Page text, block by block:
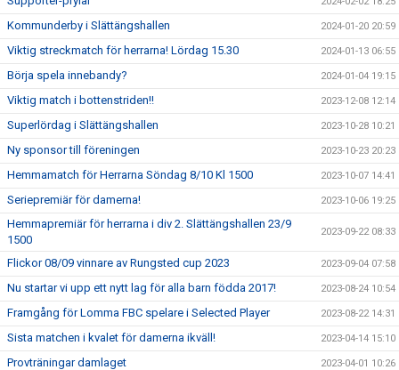
Kommunderby i Slättängshallen 2024-01-20 20:59
Viktig streckmatch för herrarna! Lördag 15.30 2024-01-13 06:55
Börja spela innebandy? 2024-01-04 19:15
Viktig match i bottenstriden!! 2023-12-08 12:14
Superlördag i Slättängshallen 2023-10-28 10:21
Ny sponsor till föreningen 2023-10-23 20:23
Hemmamatch för Herrarna Söndag 8/10 Kl 1500 2023-10-07 14:41
Seriepremiär för damerna! 2023-10-06 19:25
Hemmapremiär för herrarna i div 2. Slättängshallen 23/9
1500
2023-09-22 08:33
Flickor 08/09 vinnare av Rungsted cup 2023 2023-09-04 07:58
Nu startar vi upp ett nytt lag för alla barn födda 2017! 2023-08-24 10:54
Framgång för Lomma FBC spelare i Selected Player 2023-08-22 14:31
Sista matchen i kvalet för damerna ikväll! 2023-04-14 15:10
Provträningar damlaget 2023-04-01 10:26